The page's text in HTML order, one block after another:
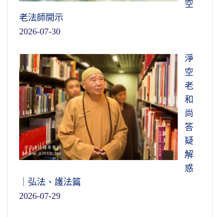
空
老法師開示
2026-07-30
淨
空
老
和
尚
答
疑
解
惑
｜弘法、護法篇
2026-07-29